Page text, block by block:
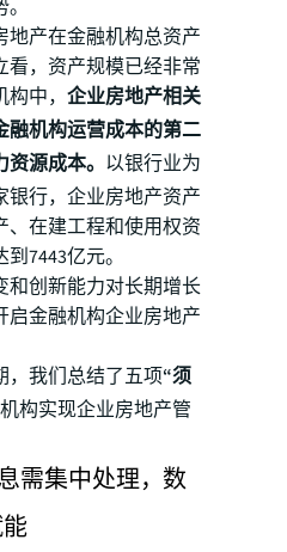
地产在金融机构总资产
看，资产规模已经非常
中， 企业房地产相关
融机构运营成本的第二
源成本。 以银行业为
银行，企业房地产资产
、在建工程和使用权资
7443亿元。
和创新能力对长期增长
启金融机构企业房地产
，我们总结了五项“须
构实现企业房地产管
需集中处理，数